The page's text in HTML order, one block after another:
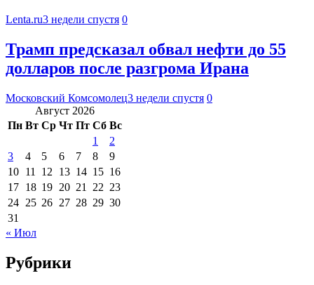
Lenta.ru3 недели спустя 0
Трамп предсказал обвал нефти до 55
долларов после разгрома Ирана
Московский Комсомолец3 недели спустя 0
Август 2026
Пн Вт Ср Чт Пт Сб Вс
1
2
3
4 5 6 7 8
9
10 11 12 13 14 15 16
17 18 19 20 21 22 23
24 25 26 27 28 29 30
31
« Июл
Рубрики